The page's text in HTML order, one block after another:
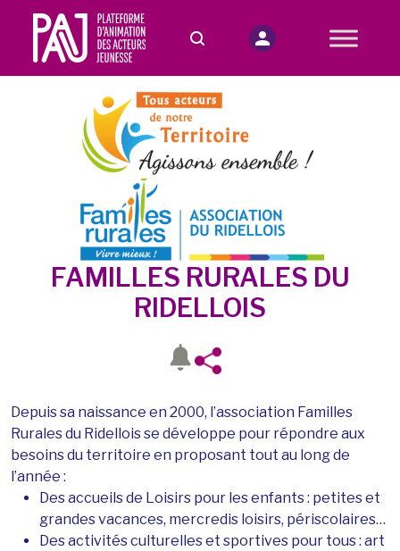
FAMILLES RURALES DU
RIDELLOIS
Depuis sa naissance en 2000, l’association Familles
Rurales du Ridellois se développe pour répondre aux
besoins du territoire en proposant tout au long de
l’année :
Des accueils de Loisirs pour les enfants : petites et
grandes vacances, mercredis loisirs, périscolaires…
Des activités culturelles et sportives pour tous : art